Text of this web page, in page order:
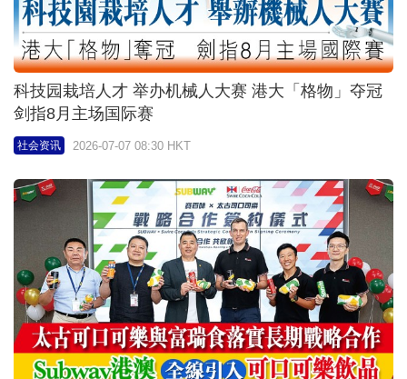
建筑的事｜建造业议会AI国际论坛暨展览圆满举行 逾
12,000人参与 推动智慧建造落地香港
社会资讯 2026-06-30 18:11 HKT